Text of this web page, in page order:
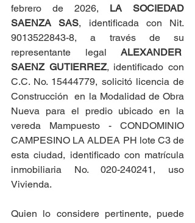
febrero de 2026, LA SOCIEDAD
SAENZA SAS, identificada con Nit.
9013522843-8, a través de su
representante legal ALEXANDER
SAENZ GUTIERREZ, identificado con
C.C. No. 15444779, solicitó licencia de
Construcción  en la Modalidad de Obra
Nueva para el predio ubicado en la
vereda Mampuesto - CONDOMINIO
CAMPESINO LA ALDEA PH lote C3 de
esta ciudad, identificado con matrícula
inmobiliaria No. 020-240241, uso
Vivienda.
Quien lo considere pertinente, puede